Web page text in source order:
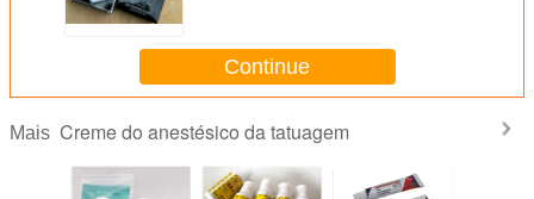
Continue
Mais Creme do anestésico da tatuagem